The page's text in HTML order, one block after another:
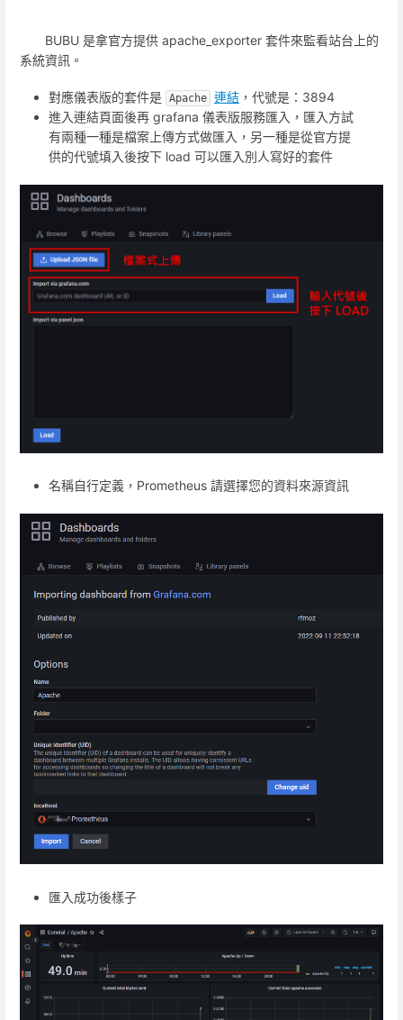
BUBU 是拿官方提供 apache_exporter 套件來監看站台上的
系統資訊。
對應儀表版的套件是 Apache 連結 ，代號是：3894
進入連結頁面後再 grafana 儀表版服務匯入，匯入方試
有兩種一種是檔案上傳方式做匯入，另一種是從官方提
供的代號填入後按下 load 可以匯入別人寫好的套件
名稱自行定義，Prometheus 請選擇您的資料來源資訊
匯入成功後樣子